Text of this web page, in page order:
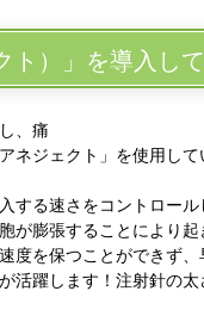
ト）」を導入し
、痛
ネジェクト」を使用して
する速さをコントロー
が膨張することにより
度を保つことができず
活躍します！注射針の